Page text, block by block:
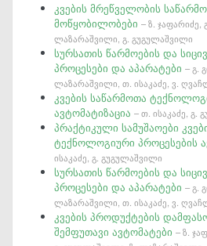
კვების მრეწველობის
მოწყობილობები– ზ. ჯაფარიძე,
ლაზარაშვილი, გ. გუგულაშვილი
სურსათის წარმოების და
პროცესები და აპარატები– გ.
ლაზარაშვილი, თ. ისაკაძე, ვ.
კვების საწარმოთა
ავტომატიზაცია– თ. ისაკაძე, გ.
პრაქტიკული სამუშაოები
ტექნოლოგიური პროცესების
ისაკაძე, გ. გუგულაშვილი
სურსათის წარმოების და
პროცესები და აპარატები– გ.
ლაზარაშვილი, თ. ისაკაძე, ვ.
კვების პროდუქტების
შემფუთავი ავტომატები– ზ.